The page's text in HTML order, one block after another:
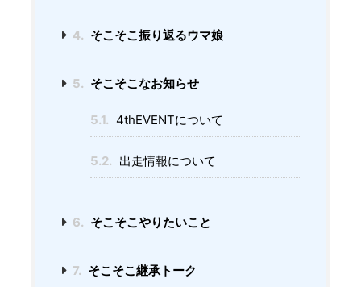
4. そこそこ振り返るウマ娘
5. そこそこなお知らせ
5.1. 4thEVENTについて
5.2. 出走情報について
6. そこそこやりたいこと
7. そこそこ継承トーク